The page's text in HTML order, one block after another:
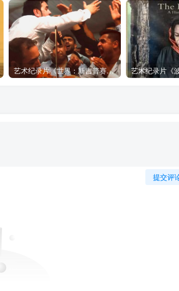
艺术纪录片《世界：新吉普赛之王 This World: The New Gypsy Kings》下载
提交评